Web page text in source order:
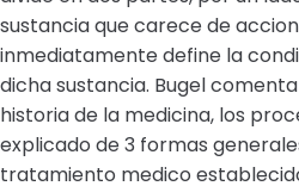
sustancia que carece de
inmediatamente define la
dicha sustancia. Bugel
historia de la medicina, los
explicado de 3 formas
tratamiento medico